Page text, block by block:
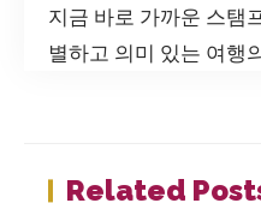
지금 바로 가까운 스탬
별하고 의미 있는 여행
Related